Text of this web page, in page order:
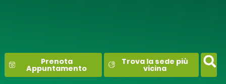
Prenota
Appuntamento
Trova la sede più
vicina